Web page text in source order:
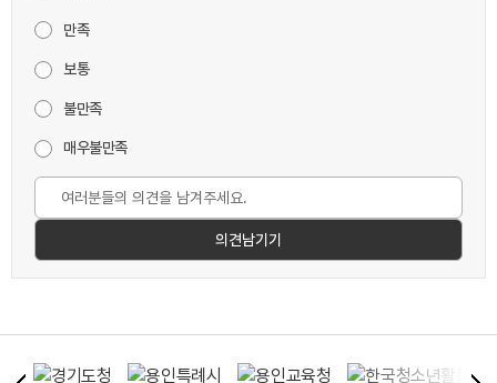
만족
보통
불만족
매우불만족